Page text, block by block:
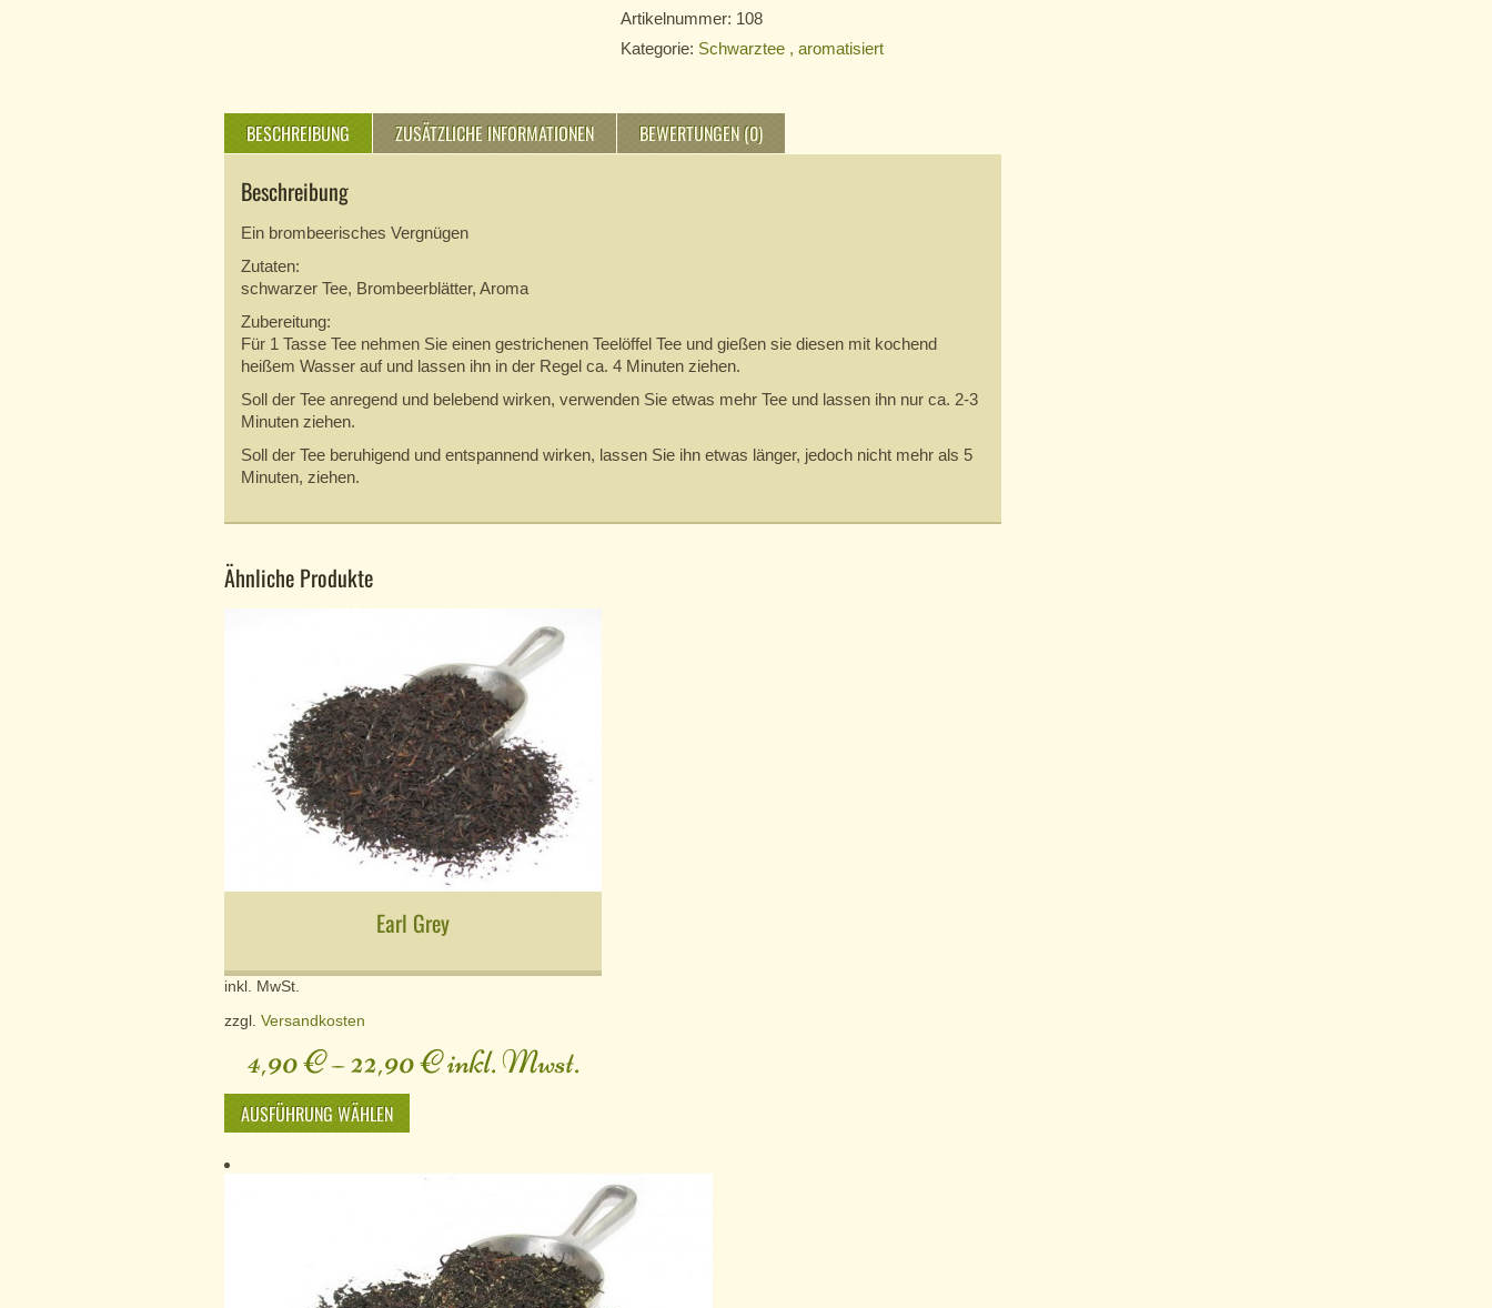
Artikelnummer: 108
Kategorie: Schwarztee , aromatisiert
BESCHREIBUNG ZUSÄTZLICHE INFORMATIONEN BEWERTUNGEN (0)
Beschreibung
Ein brombeerisches Vergnügen
Zutaten:
schwarzer Tee, Brombeerblätter, Aroma
Zubereitung:
Für 1 Tasse Tee nehmen Sie einen gestrichenen Teelöffel Tee und gießen sie diesen mit kochend
heißem Wasser auf und lassen ihn in der Regel ca. 4 Minuten ziehen.
Soll der Tee anregend und belebend wirken, verwenden Sie etwas mehr Tee und lassen ihn nur ca. 2-3
Minuten ziehen.
Soll der Tee beruhigend und entspannend wirken, lassen Sie ihn etwas länger, jedoch nicht mehr als 5
Minuten, ziehen.
Ähnliche Produkte
Earl Grey
inkl. MwSt.
zzgl. Versandkosten
4,90€–22,90€inkl. Mwst.
AUSFÜHRUNG WÄHLEN